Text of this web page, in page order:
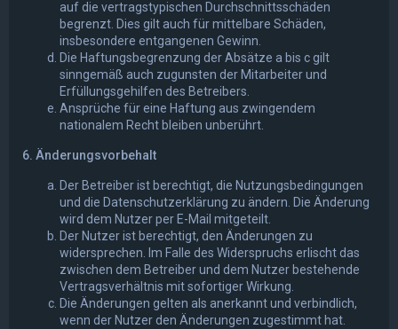
auf die vertragstypischen Durchschnittsschäden
begrenzt. Dies gilt auch für mittelbare Schäden,
insbesondere entgangenen Gewinn.
Die Haftungsbegrenzung der Absätze a bis c gilt
sinngemäß auch zugunsten der Mitarbeiter und
Erfüllungsgehilfen des Betreibers.
Ansprüche für eine Haftung aus zwingendem
nationalem Recht bleiben unberührt.
6. Änderungsvorbehalt
Der Betreiber ist berechtigt, die Nutzungsbedingungen
und die Datenschutzerklärung zu ändern. Die Änderung
wird dem Nutzer per E-Mail mitgeteilt.
Der Nutzer ist berechtigt, den Änderungen zu
widersprechen. Im Falle des Widerspruchs erlischt das
zwischen dem Betreiber und dem Nutzer bestehende
Vertragsverhältnis mit sofortiger Wirkung.
Die Änderungen gelten als anerkannt und verbindlich,
wenn der Nutzer den Änderungen zugestimmt hat.